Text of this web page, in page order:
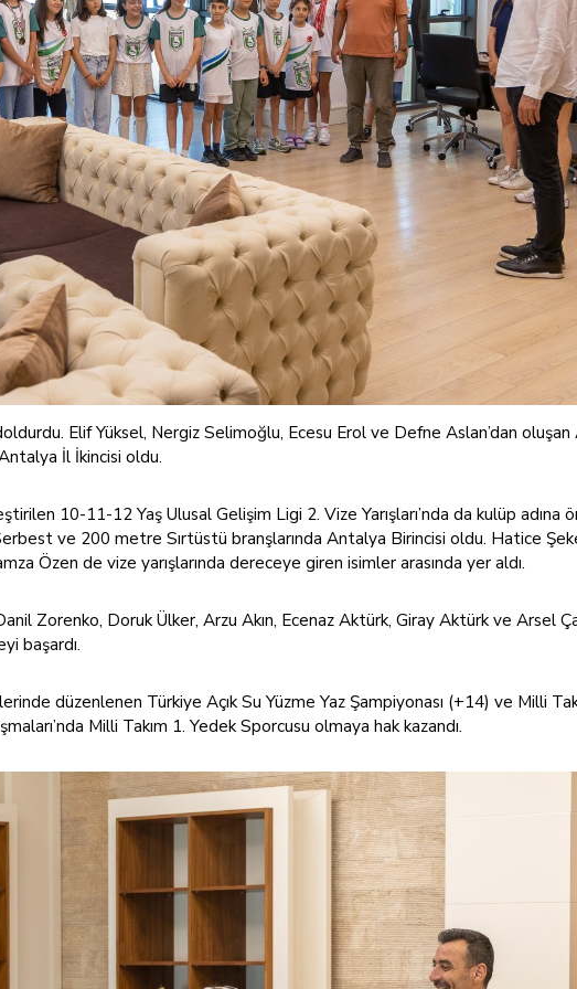
doldurdu. Elif Yüksel, Nergiz Selimoğlu, Ecesu Erol ve Defne Aslan’dan
İl İkincisi oldu.
10-11-12 Yaş Ulusal Gelişim Ligi 2. Vize Yarışları’nda da kulüp adına
ve 200 metre Sırtüstü branşlarında Antalya Birincisi oldu. Hatice
Özen de vize yarışlarında dereceye giren isimler arasında yer aldı.
Zorenko, Doruk Ülker, Arzu Akın, Ecenaz Aktürk, Giray Aktürk ve Arsel
başardı.
düzenlenen Türkiye Açık Su Yüzme Yaz Şampiyonası (+14) ve Milli
Milli Takım 1. Yedek Sporcusu olmaya hak kazandı.